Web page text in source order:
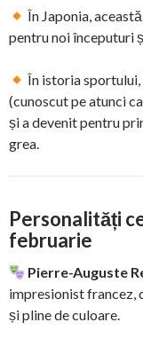
În Japonia,
pentru noi începuturi
În istoria
(cunoscut pe atunci
și a devenit pentru
grea.
Personalități
februarie
Pierre-Auguste
impresionist francez,
și pline de culoare.